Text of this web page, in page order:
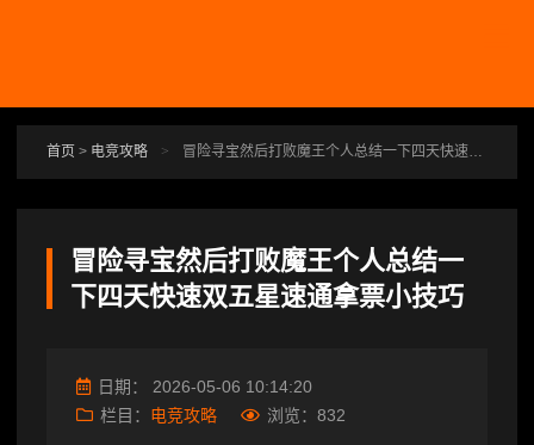
首页 > 电竞攻略 > 冒险寻宝然后打败魔王个人总结一下四天快速双五星速通拿票小技巧
冒险寻宝然后打败魔王个人总结一
下四天快速双五星速通拿票小技巧
日期： 2026-05-06 10:14:20
栏目： 电竞攻略 浏览： 832